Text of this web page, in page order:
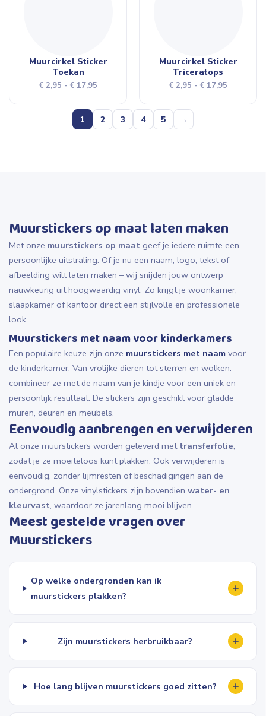
Muurcirkel Sticker
Toekan
€2,95 - €17,95Prijsklasse:
tot
€ 17,95
Muurcirkel Sticker
Triceratops
€2,95 - €17,95
1 2 3 4 5 →
Muurstickers op maat laten maken
Met onze muurstickers op maat geef je iedere ruimte een
persoonlijke uitstraling. Of je nu een naam, logo, tekst of
afbeelding wilt laten maken – wij snijden jouw ontwerp
nauwkeurig uit hoogwaardig vinyl. Zo krijgt je woonkamer,
slaapkamer of kantoor direct een stijlvolle en professionele
look.
Muurstickers met naam voor kinderkamers
Een populaire keuze zijn onze muurstickers met naam voor
de kinderkamer. Van vrolijke dieren tot sterren en wolken:
combineer ze met de naam van je kindje voor een uniek en
persoonlijk resultaat. De stickers zijn geschikt voor gladde
muren, deuren en meubels.
Eenvoudig aanbrengen en verwijderen
Al onze muurstickers worden geleverd met transferfolie,
zodat je ze moeiteloos kunt plakken. Ook verwijderen is
eenvoudig, zonder lijmresten of beschadigingen aan de
ondergrond. Onze vinylstickers zijn bovendien water- en
kleurvast, waardoor ze jarenlang mooi blijven.
Meest gestelde vragen over
Muurstickers
Op welke ondergronden kan ik
muurstickers plakken?
Zijn muurstickers herbruikbaar?
Hoe lang blijven muurstickers goed zitten?